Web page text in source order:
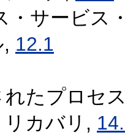
・サービス
12.1
れたプロセ
カバリ,